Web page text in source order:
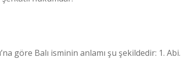
göre Balı isminin anlamı şu şekildedir: 1. Abi.